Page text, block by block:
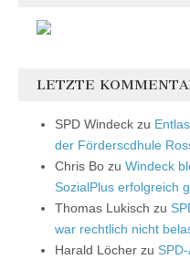
LETZTE
SPD Windeck zu
der Förderscdhule
Chris Bo zu Windeck
SozialPlus erfolgreich
Thomas Lukisch zu
war rechtlich nicht
Harald Löcher zu